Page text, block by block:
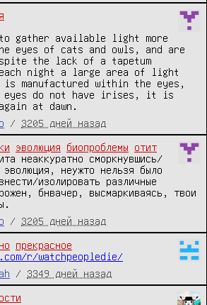
gather available light more
eyes of cats and owls, and are
the lack of a tapetum
night a large area of light
is manufactured within the eyes,
eyes do not have irises, it is
at dawn.
/ 3205 дней назад
эволюция биопроблемы
отит
неаккуратно сморкнувшись/
неужто нельзя было
изолировать различные
бнвачер, высмаркиваясь, твои
/ 3205 дней назад
прекрасное
r/watchpeopledie/
/ 3349 дней назад